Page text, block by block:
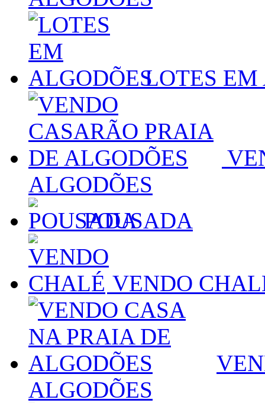
LOTES EM
ALGODÕES
POUSADA
VENDO
ALGODÕES